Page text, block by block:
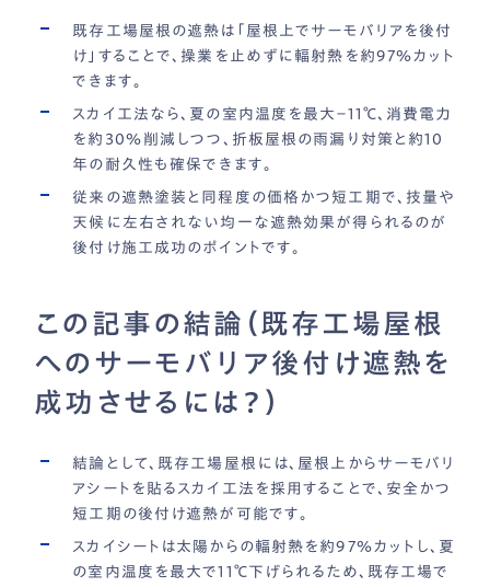
既存工場屋根の遮熱は「屋根上でサーモバリアを後付
け」することで、操業を止めずに輻射熱を約97％カット
できます。
スカイ工法なら、夏の室内温度を最大−11℃、消費電力
を約30％削減しつつ、折板屋根の雨漏り対策と約10
年の耐久性も確保できます。
従来の遮熱塗装と同程度の価格かつ短工期で、技量や
天候に左右されない均一な遮熱効果が得られるのが
後付け施工成功のポイントです。
この記事の結論（既存工場屋根
へのサーモバリア後付け遮熱を
成功させるには？）
結論として、既存工場屋根には、屋根上からサーモバリ
アシートを貼るスカイ工法を採用することで、安全かつ
短工期の後付け遮熱が可能です。
スカイシートは太陽からの輻射熱を約97％カットし、夏
の室内温度を最大で11℃下げられるため、既存工場で